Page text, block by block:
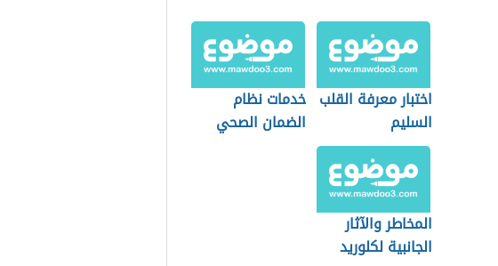
اختبار معرفة القلب
السليم
خدمات نظام
الضمان الصحي
المخاطر والآثار
الجانبية لكلوريد